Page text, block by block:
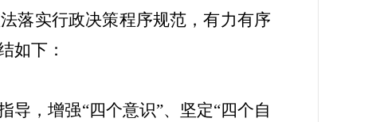
落实行政决策程序规范，有力有序
如下：
导，增强“四个意识”、坚定“四个自